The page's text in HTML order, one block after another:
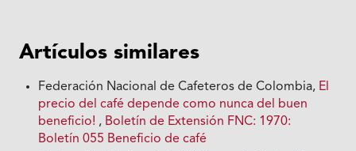
Artículos similares
Federación Nacional de Cafeteros de Colombia, El
precio del café depende como nunca del buen
beneficio! , Boletín de Extensión FNC: 1970:
Boletín 055 Beneficio de café